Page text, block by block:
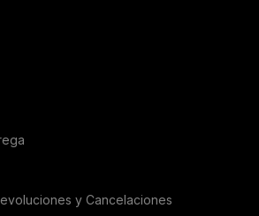
y Cancelaciones